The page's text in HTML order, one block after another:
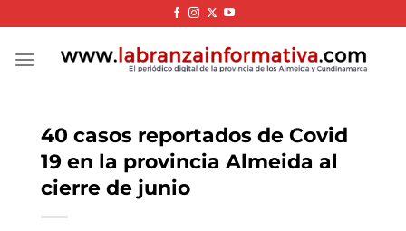
to
content
40 casos reportados de Covid
19 en la provincia Almeida al
cierre de junio